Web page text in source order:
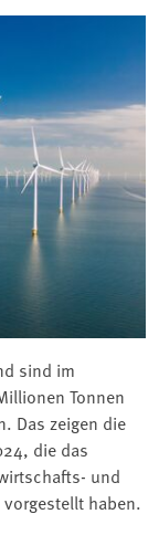
sind im
Tonnen
Das zeigen die
die das
und
haben.